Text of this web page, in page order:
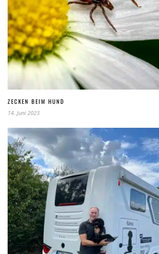
ZECKEN BEIM HUND
14. Juni 2023